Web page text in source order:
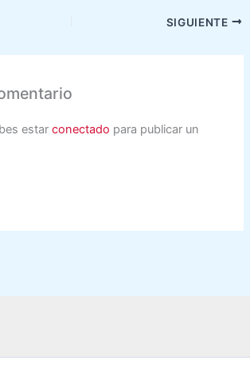
SIGUIENTE
estarconectado para publicar un